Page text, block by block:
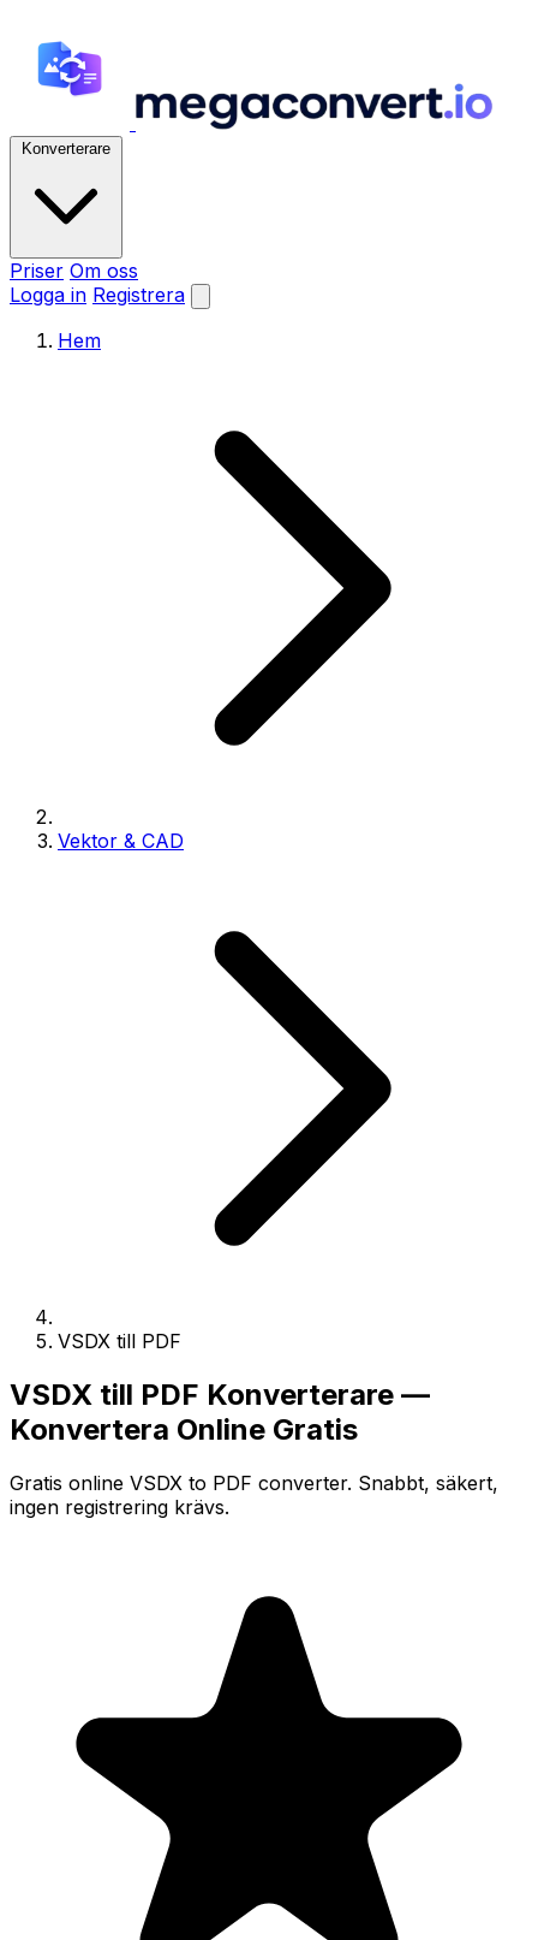
Konverterare
Priser Om oss
Logga in Registrera
Hem
Vektor & CAD
VSDX till PDF
VSDX till PDF Konverterare —
Konvertera Online Gratis
Gratis online VSDX to PDF converter. Snabbt, säkert,
ingen registrering krävs.